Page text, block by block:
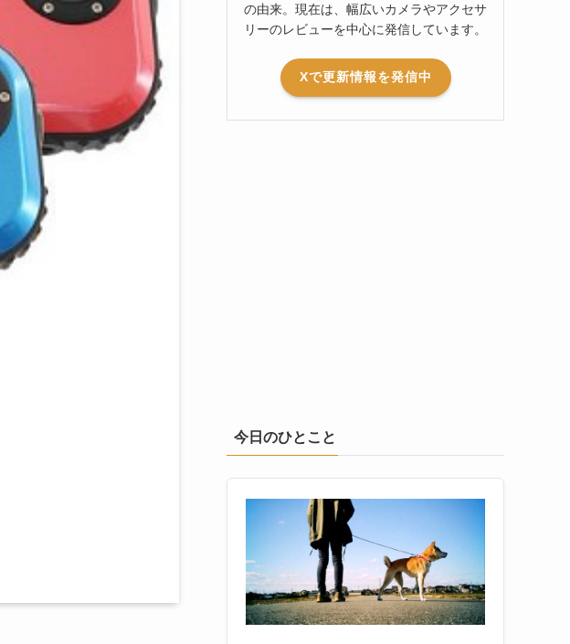
の由来。現在は、幅広いカメラやアクセサ
リーのレビューを中心に発信しています。
Xで更新情報を発信中
今日のひとこと